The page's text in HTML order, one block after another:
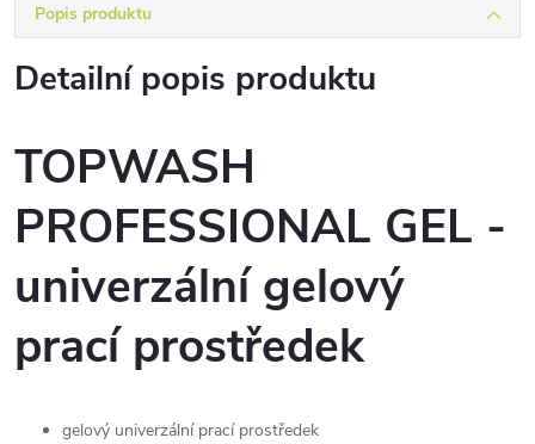
Popis produktu
Detailní popis produktu
TOPWASH
PROFESSIONAL GEL -
univerzální gelový
prací prostředek
gelový univerzální prací prostředek